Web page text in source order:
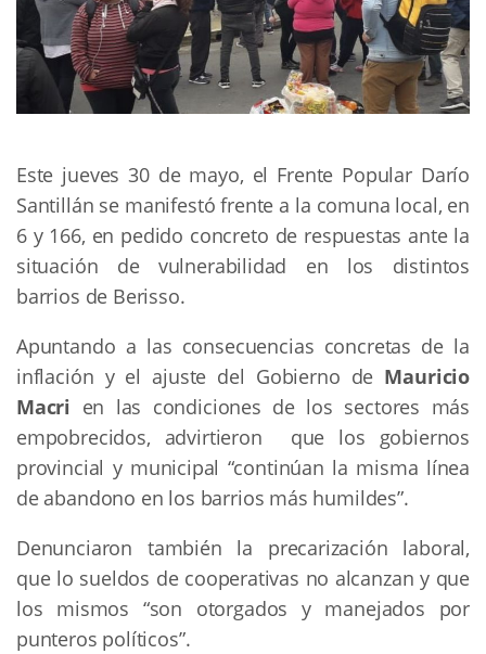
Este jueves 30 de mayo, el Frente Popular Darío
Santillán se manifestó frente a la comuna local, en
6 y 166, en pedido concreto de respuestas ante la
situación de vulnerabilidad en los distintos
barrios de Berisso.
Apuntando a las consecuencias concretas de la
inflación y el ajuste del Gobierno de Mauricio
Macri en las condiciones de los sectores más
empobrecidos, advirtieron que los gobiernos
provincial y municipal “continúan la misma línea
de abandono en los barrios más humildes”.
Denunciaron también la precarización laboral,
que lo sueldos de cooperativas no alcanzan y que
los mismos “son otorgados y manejados por
punteros políticos”.